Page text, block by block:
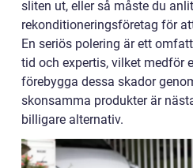
sliten ut, eller så måste du
rekonditioneringsföretag för
En seriös polering är ett
tid och expertis, vilket medför
förebygga dessa skador
skonsamma produkter är
billigare alternativ.